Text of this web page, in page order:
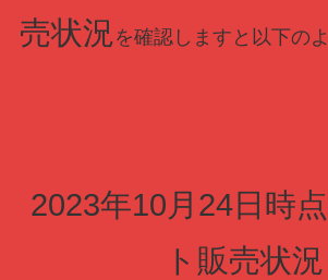
売状況を確認しますと以下の
2023年10月24日時
ト販売状況